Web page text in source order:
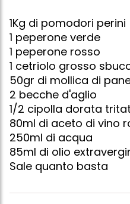
1Kg di pomodori perini
1 peperone verde
1 peperone rosso
1 cetriolo grosso
50gr di mollica di
2 becche d'aglio
1/2 cipolla dorata
80ml di aceto di vino
250ml di acqua
85ml di olio
Sale quanto basta